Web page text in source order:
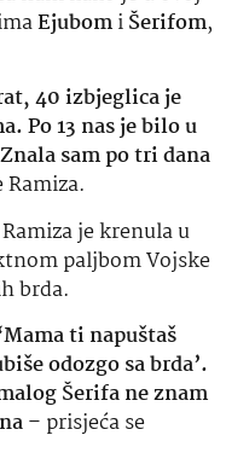
EjubomiŠerifom,
40 izbjeglica je
Po 13 nas je bilo u
sam po tri dana
Ramiza.
je krenula u
paljbom Vojske
brda.
ti napuštaš
odozgo sa brda’.
Šerifa ne znam
– prisjeća se